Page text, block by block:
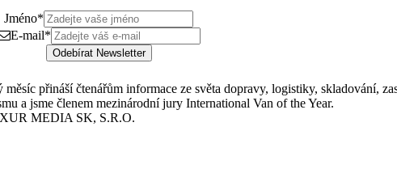
Jméno*
E-mail*
Odebírat Newsletter
přináší čtenářům informace ze světa dopravy, logistiky, skladování,
a jsme členem mezinárodní jury International Van of the Year.
MEDIA SK, S.R.O.